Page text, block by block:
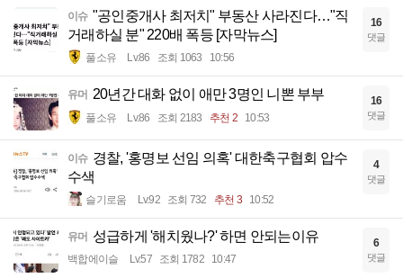
이슈 "공인중개사 최저치" 부동산 사라진다…"직
거래하실 분" 220배 폭등 [자막뉴스]
풀소유 Lv.86 조회 1063 10:56
16
댓글
유머 20년간 대화 없이 애만 3명인 니뽄 부부
풀소유 Lv.86 조회 2183 추천 2 10:53
16
댓글
이슈 경찰, '홍명보 선임 의혹' 대한축구협회 압수
수색
슬기로움 Lv.92 조회 732 추천 3 10:52
4
댓글
유머 성급하게 '해치웠나?' 하면 안되는이유
백합에이슬 Lv.57 조회 1782 10:47
6
댓글